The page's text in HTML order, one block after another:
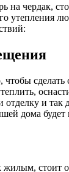
на чердак,
утепления
чтобы
и так
дома будет
жилым, стоит